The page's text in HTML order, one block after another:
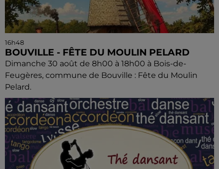
16h48
BOUVILLE - FÊTE DU MOULIN PELARD
Dimanche 30 août de 8h00 à 18h00 à Bois-de-
Feugères, commune de Bouville : Fête du Moulin
Pelard.